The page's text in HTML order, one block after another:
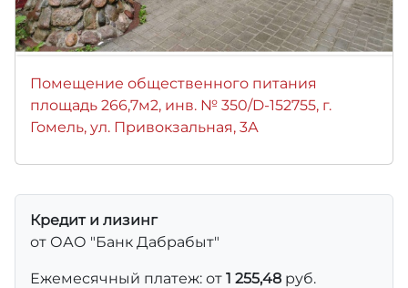
Помещение общественного питания
площадь 266,7м2, инв. № 350/D-152755, г.
Гомель, ул. Привокзальная, 3А
Кредит и лизинг
от ОАО "Банк Дабрабыт"
Ежемесячный платеж: от 1 255,48 руб.